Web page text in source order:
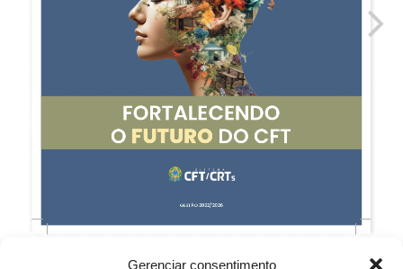
Gerenciar consentimento